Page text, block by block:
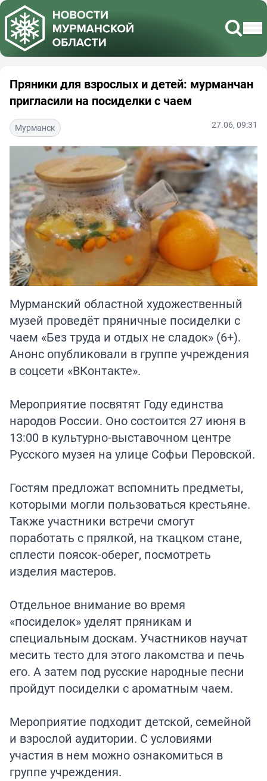
Пряники для взрослых и детей: мурманчан
пригласили на посиделки с чаем
Мурманск 27.06, 09:31
Мурманский областной художественный
музей проведёт пряничные посиделки с
чаем «Без труда и отдых не сладок» (6+).
Анонс опубликовали в группе учреждения
в соцсети «ВКонтакте».
Мероприятие посвятят Году единства
народов России. Оно состоится 27 июня в
13:00 в культурно-выставочном центре
Русского музея на улице Софьи Перовской.
Гостям предложат вспомнить предметы,
которыми могли пользоваться крестьяне.
Также участники встречи смогут
поработать с прялкой, на ткацком стане,
сплести поясок-оберег, посмотреть
изделия мастеров.
Отдельное внимание во время
«посиделок» уделят пряникам и
специальным доскам. Участников научат
месить тесто для этого лакомства и печь
его. А затем под русские народные песни
пройдут посиделки с ароматным чаем.
Мероприятие подходит детской, семейной
и взрослой аудитории. С условиями
участия в нем можно ознакомиться в
группе учреждения.